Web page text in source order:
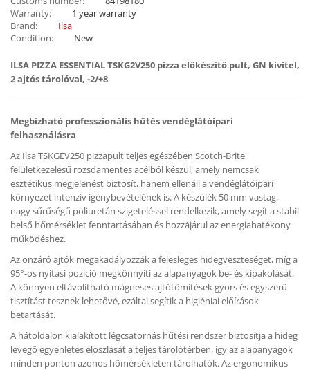
Warranty:
1 year warranty
Brand:
Ilsa
Condition:
New
ILSA PIZZA ESSENTIAL TSKG2V250 pizza előkészítő pult, GN kivitel,
2 ajtós tárolóval, -2/+8
Megbízható professzionális hűtés vendéglátóipari
felhasználásra
Az Ilsa TSKGEV250 pizzapult teljes egészében Scotch-Brite
felületkezelésű rozsdamentes acélból készül, amely nemcsak
esztétikus megjelenést biztosít, hanem ellenáll a vendéglátóipari
környezet intenzív igénybevételének is. A készülék 50 mm vastag,
nagy sűrűségű poliuretán szigeteléssel rendelkezik, amely segít a stabil
belső hőmérséklet fenntartásában és hozzájárul az energiahatékony
működéshez.
Az önzáró ajtók megakadályozzák a felesleges hidegveszteséget, míg a
95°-os nyitási pozíció megkönnyíti az alapanyagok be- és kipakolását.
A könnyen eltávolítható mágneses ajtótömítések gyors és egyszerű
tisztítást tesznek lehetővé, ezáltal segítik a higiéniai előírások
betartását.
A hátoldalon kialakított légcsatornás hűtési rendszer biztosítja a hideg
levegő egyenletes eloszlását a teljes tárolótérben, így az alapanyagok
minden ponton azonos hőmérsékleten tárolhatók. Az ergonomikus